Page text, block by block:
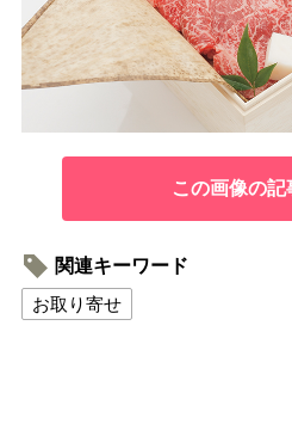
この画像の記
関連キーワード
お取り寄せ